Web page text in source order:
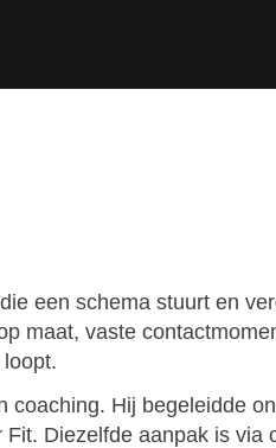
een schema stuurt en
maat, vaste
Hij begeleidde
Diezelfde aanpak is via